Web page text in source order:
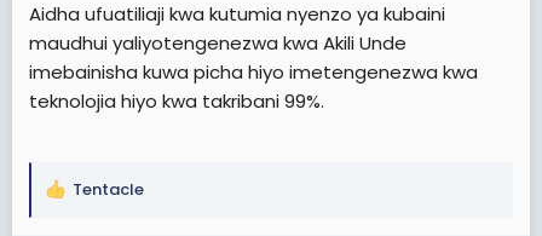
Aidha ufuatiliaji kwa kutumia nyenzo ya kubaini
maudhui yaliyotengenezwa kwa Akili Unde
imebainisha kuwa picha hiyo imetengenezwa kwa
teknolojia hiyo kwa takribani 99%.
R
Tentacle